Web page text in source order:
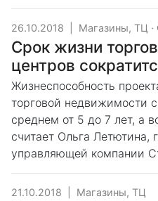
26.10.2018 Магазины, ТЦ ·
Срок жизни
центров
Жизнеспособность
торговой недвижимости
среднем от 5 до 7 лет, а
считает Ольга Летютина,
управляющей компании
21.10.2018 Магазины, ТЦ